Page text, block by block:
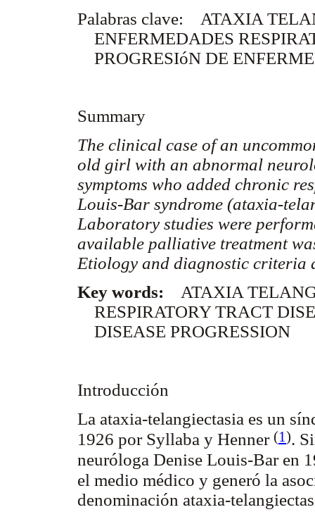
Palabras clave: ATAXIA
ENFERMEDADES
PROGRESIóN DE
Summary
The clinical case of an
old girl with an abnormal
symptoms who added chronic
Louis-Bar syndrome (ataxia-
Laboratory studies were
available palliative treatment
Etiology and diagnostic criteria
Key words: ATAXIA
RESPIRATORY TRACT
DISEASE PROGRESSION
Introducción
La ataxia-telangiectasia es un
1926 por Syllaba y Henner (1).
neuróloga Denise Louis-Bar en
el medio médico y generó la
denominación ataxia-